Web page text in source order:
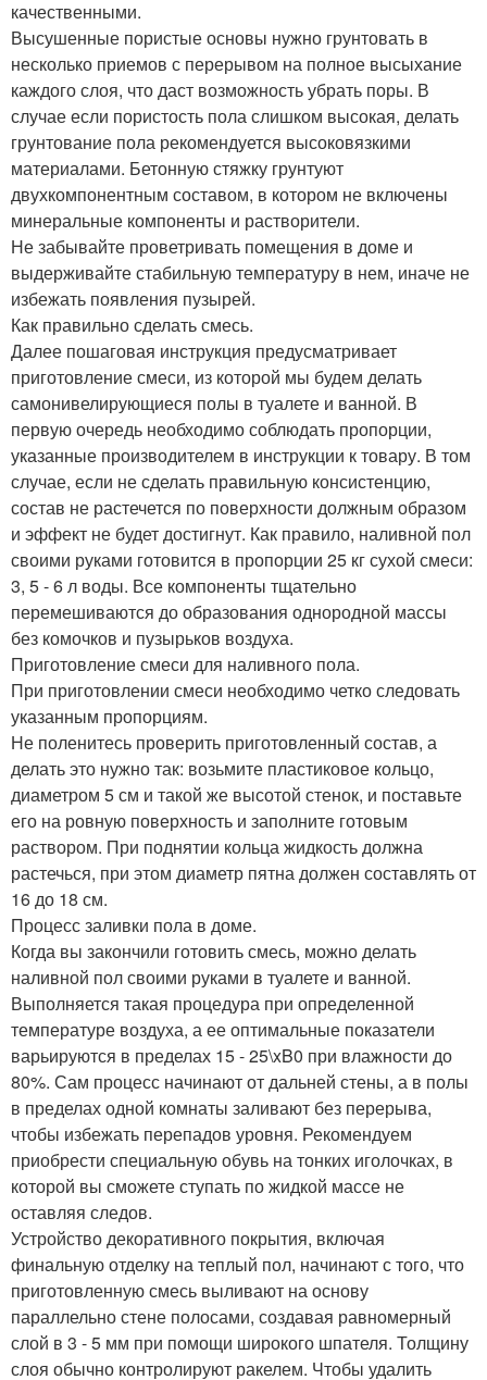
качественными.
Высушенные пористые основы нужно грунтовать в
несколько приемов с перерывом на полное высыхание
каждого слоя, что даст возможность убрать поры. В
случае если пористость пола слишком высокая, делать
грунтование пола рекомендуется высоковязкими
материалами. Бетонную стяжку грунтуют
двухкомпонентным составом, в котором не включены
минеральные компоненты и растворители.
Не забывайте проветривать помещения в доме и
выдерживайте стабильную температуру в нем, иначе не
избежать появления пузырей.
Как правильно сделать смесь.
Далее пошаговая инструкция предусматривает
приготовление смеси, из которой мы будем делать
самонивелирующиеся полы в туалете и ванной. В
первую очередь необходимо соблюдать пропорции,
указанные производителем в инструкции к товару. В том
случае, если не сделать правильную консистенцию,
состав не растечется по поверхности должным образом
и эффект не будет достигнут. Как правило, наливной пол
своими руками готовится в пропорции 25 кг сухой смеси:
3, 5 - 6 л воды. Все компоненты тщательно
перемешиваются до образования однородной массы
без комочков и пузырьков воздуха.
Приготовление смеси для наливного пола.
При приготовлении смеси необходимо четко следовать
указанным пропорциям.
Не поленитесь проверить приготовленный состав, а
делать это нужно так: возьмите пластиковое кольцо,
диаметром 5 см и такой же высотой стенок, и поставьте
его на ровную поверхность и заполните готовым
раствором. При поднятии кольца жидкость должна
растечься, при этом диаметр пятна должен составлять от
16 до 18 см.
Процесс заливки пола в доме.
Когда вы закончили готовить смесь, можно делать
наливной пол своими руками в туалете и ванной.
Выполняется такая процедура при определенной
температуре воздуха, а ее оптимальные показатели
варьируются в пределах 15 - 25\xB0 при влажности до
80%. Сам процесс начинают от дальней стены, а в полы
в пределах одной комнаты заливают без перерыва,
чтобы избежать перепадов уровня. Рекомендуем
приобрести специальную обувь на тонких иголочках, в
которой вы сможете ступать по жидкой массе не
оставляя следов.
Устройство декоративного покрытия, включая
финальную отделку на теплый пол, начинают с того, что
приготовленную смесь выливают на основу
параллельно стене полосами, создавая равномерный
слой в 3 - 5 мм при помощи широкого шпателя. Толщину
слоя обычно контролируют ракелем. Чтобы удалить